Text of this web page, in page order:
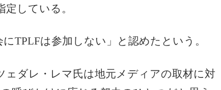
している。
TPLFは参加しない」と認めたという。
ダレ・レマ氏は地元メディアの取材に対